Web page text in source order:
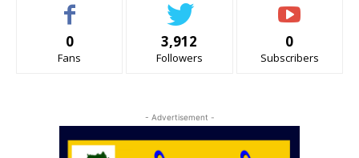
0
Fans
3,912
Followers
0
Subscribers
- Advertisement -